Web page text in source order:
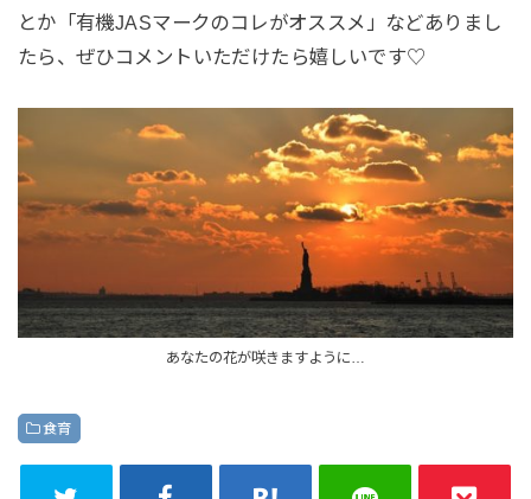
とか「有機JASマークのコレがオススメ」などありまし
たら、ぜひコメントいただけたら嬉しいです♡
あなたの花が咲きますように…
食育